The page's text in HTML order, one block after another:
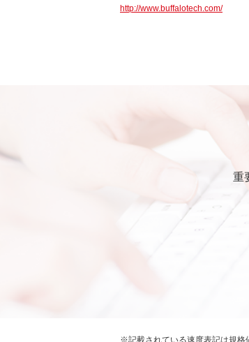
第5条 損害賠償
弊社は、データ
的、特別、偶発
いかなる場合
本契約の締結に
本ソフトウェ
識の上、本ソ
http://www.buffalotech.com/
重
※記載されている速度表記は規格